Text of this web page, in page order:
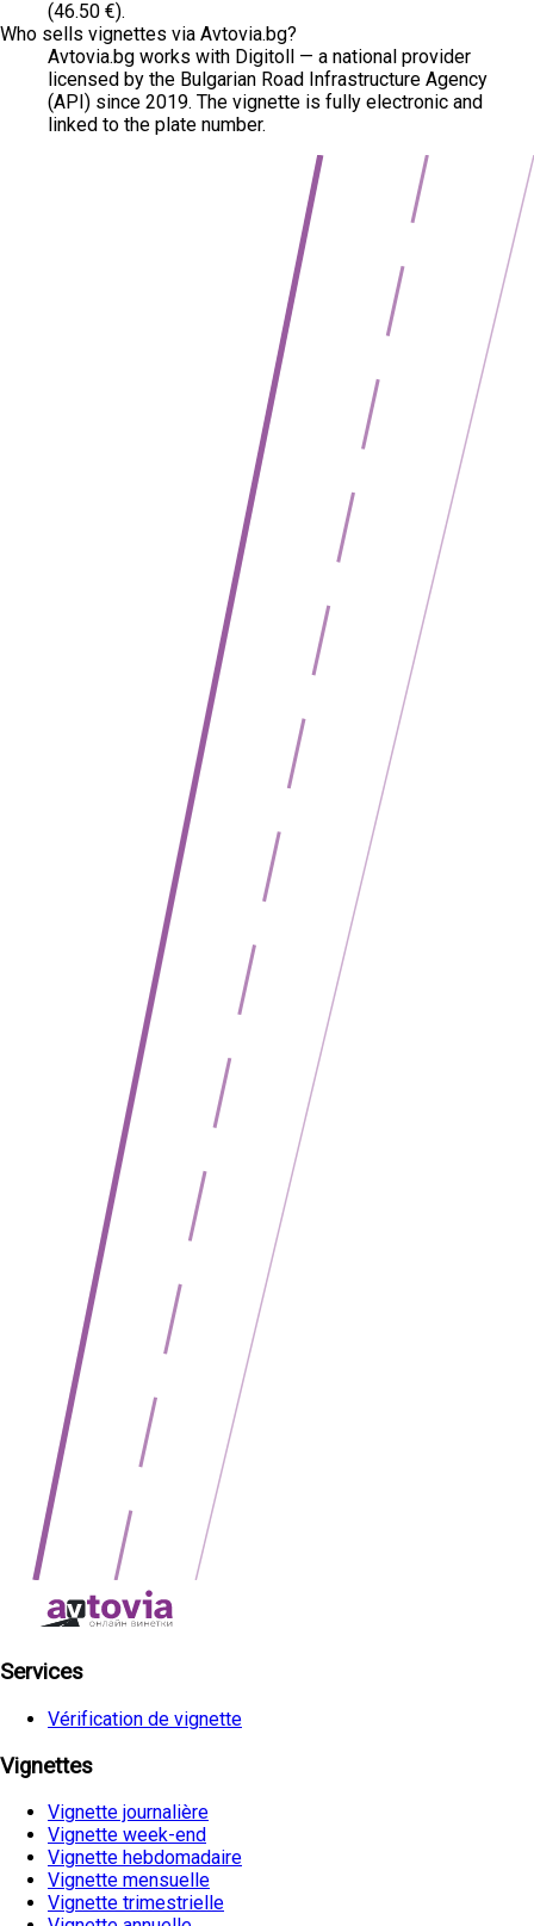
(46.50 €).
Who sells vignettes via Avtovia.bg?
Avtovia.bg works with Digitoll — a national provider
licensed by the Bulgarian Road Infrastructure Agency
(API) since 2019. The vignette is fully electronic and
linked to the plate number.
Services
Vérification de vignette
Vignettes
Vignette journalière
Vignette week-end
Vignette hebdomadaire
Vignette mensuelle
Vignette trimestrielle